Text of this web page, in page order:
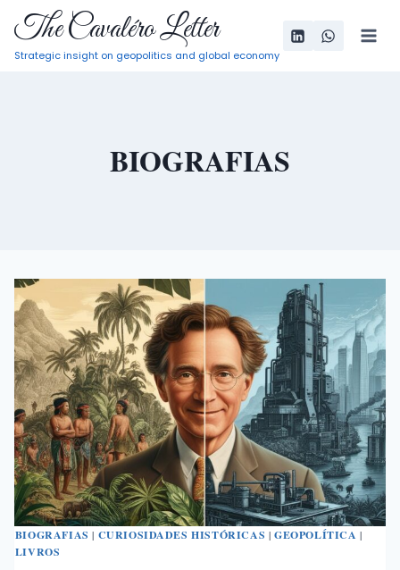
Pular
paraThe Cavaléro Letter
Strategic insight on geopolitics and global economy
BIOGRAFIAS
BIOGRAFIAS | CURIOSIDADES HISTÓRICAS |GEOPOLÍTICA |
LIVROS